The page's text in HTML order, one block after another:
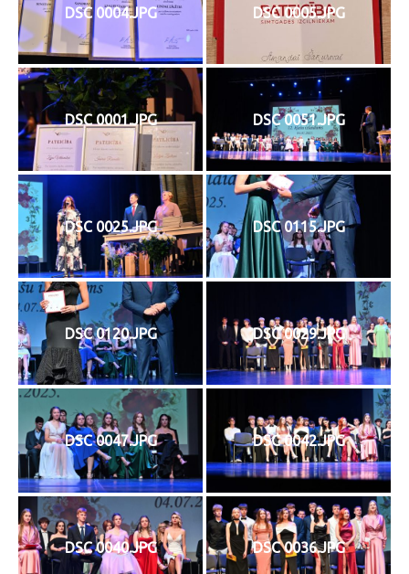
DSC 0004.JPG DSC 0005.JPG
DSC 0001.JPG DSC 0051.JPG
DSC 0025.JPG DSC 0115.JPG
DSC 0120.JPG DSC 0029.JPG
DSC 0047.JPG DSC 0042.JPG
DSC 0040.JPG DSC 0036.JPG